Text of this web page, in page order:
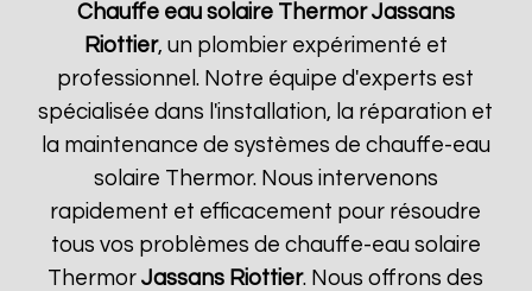
Chauffe eau solaire Thermor Jassans
Riottier, un plombier expérimenté et
professionnel. Notre équipe d'experts est
spécialisée dans l'installation, la réparation et
la maintenance de systèmes de chauffe-eau
solaire Thermor. Nous intervenons
rapidement et efficacement pour résoudre
tous vos problèmes de chauffe-eau solaire
ThermorJassans Riottier. Nous offrons des